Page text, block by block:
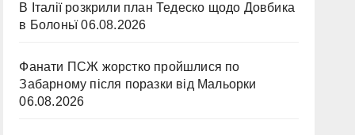
В Італії розкрили план Тедеско щодо Довбика
в Болоньї 06.08.2026
Фанати ПСЖ жорстко пройшлися по
Забарному після поразки від Мальорки
06.08.2026